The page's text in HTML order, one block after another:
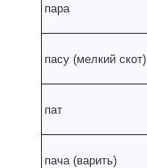
пара
пасу (мелкий скот)
пат
пача (варить)